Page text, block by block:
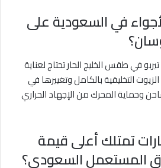
في السعودية على
في طقس الخليج الحار تحتاج لعناية
التخليقية بالكامل وتغييرها في
وحماية المحرك من الإجهاد الحراري
تمتلك أعلى قيمة
المستعمل السعودي؟